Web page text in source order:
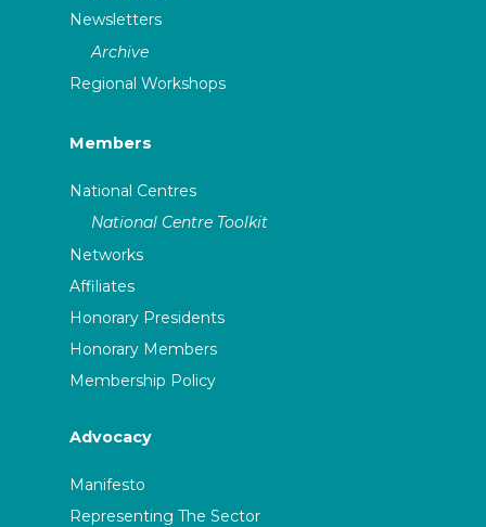
Newsletters
Archive
Regional Workshops
Members
National Centres
National Centre Toolkit
Networks
Affiliates
Honorary Presidents
Honorary Members
Membership Policy
Advocacy
Manifesto
Representing The Sector